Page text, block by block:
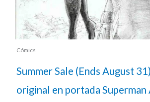
Cómics
Summer Sale (Ends August
original en portada